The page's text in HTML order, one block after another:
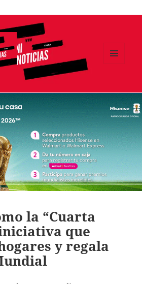
la “Cuarta
que
y regala